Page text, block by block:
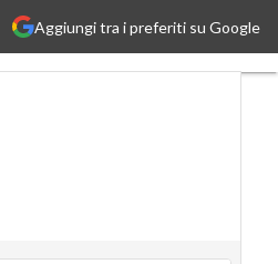
Aggiungi tra i preferiti su Google